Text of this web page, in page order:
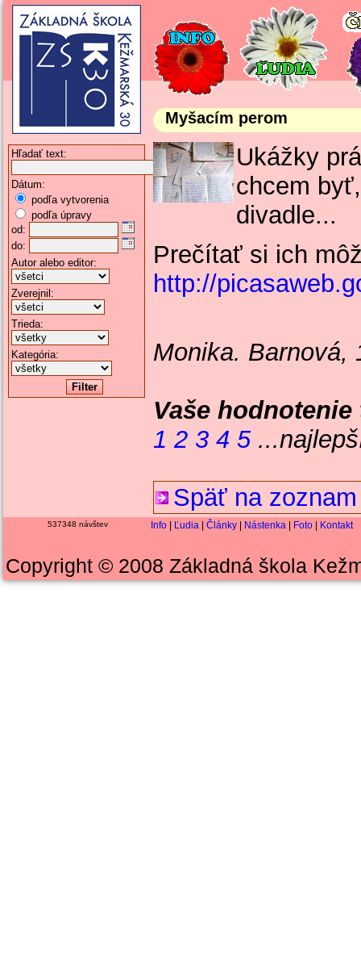
Hľadať text:
Dátum:
podľa vytvorenia
podľa úpravy
od:
do:
Autor alebo editor:
Zverejnil:
Trieda:
Kategória:
Myšacím perom
Ukážky
chcem
divadle...
Prečítať si ich
http://
Monika. Barnová,
Vaše
1 2 3 4 5
Späť na
537348 návštev Info| Ľudia| Články| Nástenka| Foto| Kontakt
Copyright © 2008 Základná škola